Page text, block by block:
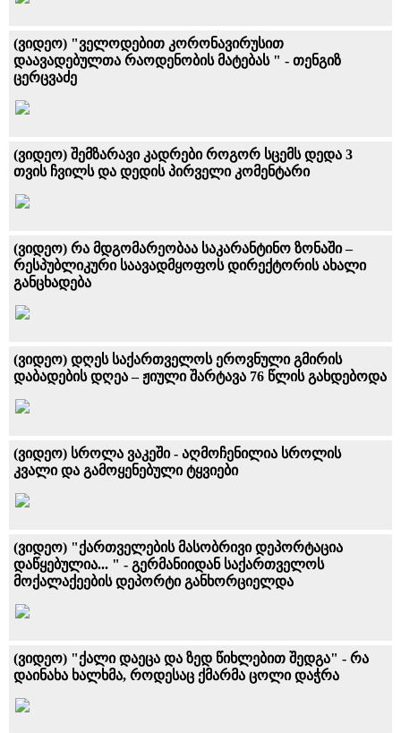
(ვიდეო) "ველოდებით კორონავირუსით
დაავადებულთა რაოდენობის მატებას " - თენგიზ
ცერცვაძე
(ვიდეო) შემზარავი კადრები როგორ სცემს დედა 3
თვის ჩვილს და დედის პირველი კომენტარი
(ვიდეო) რა მდგომარეობაა საკარანტინო ზონაში –
რესპუბლიკური საავადმყოფოს დირექტორის ახალი
განცხადება
(ვიდეო) დღეს საქართველოს ეროვნული გმირის
დაბადების დღეა – ჟიული შარტავა 76 წლის გახდებოდა
(ვიდეო) სროლა ვაკეში - აღმოჩენილია სროლის
კვალი და გამოყენებული ტყვიები
(ვიდეო) "ქართველების მასობრივი დეპორტაცია
დაწყებულია... " - გერმანიიდან საქართველოს
მოქალაქეების დეპორტი განხორციელდა
(ვიდეო) "ქალი დაეცა და ზედ წიხლებით შედგა" - რა
დაინახა ხალხმა, როდესაც ქმარმა ცოლი დაჭრა